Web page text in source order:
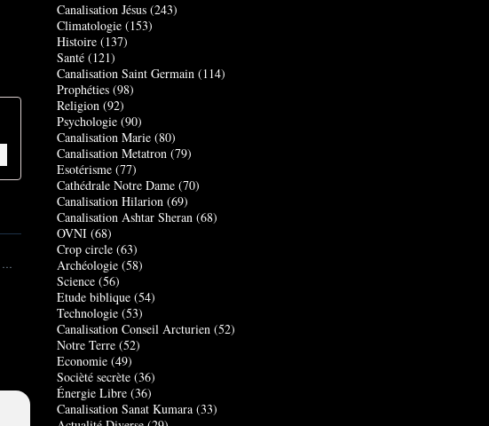
Canalisation Jésus (243)
Climatologie (153)
Histoire (137)
Santé (121)
Canalisation Saint Germain (114)
Prophéties (98)
Religion (92)
Psychologie (90)
Canalisation Marie (80)
Canalisation Metatron (79)
Esotérisme (77)
Cathédrale Notre Dame (70)
Canalisation Hilarion (69)
Canalisation Ashtar Sheran (68)
OVNI (68)
Crop circle (63)
Archéologie (58)
Science (56)
Etude biblique (54)
Technologie (53)
Canalisation Conseil Arcturien (52)
Notre Terre (52)
Economie (49)
Socièté secrète (36)
Énergie Libre (36)
Canalisation Sanat Kumara (33)